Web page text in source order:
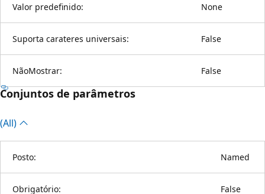
Valor predefinido: None
Suporta carateres universais: False
NãoMostrar: False
Conjuntos de parâmetros
(All)
Posto: Named
Obrigatório: False